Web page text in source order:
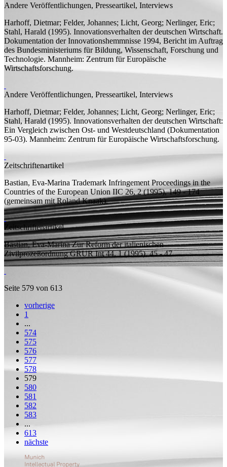
Andere Veröffentlichungen, Presseartikel, Interviews
Harhoff, Dietmar; Felder, Johannes; Licht, Georg; Nerlinger, Eric;
Stahl, Harald (1995). Innovationsverhalten der deutschen Wirtschaft.
Dokumentation der Innovationshemmnisse 1994, Bericht im Auftrag
des Bundesministeriums für Bildung, Wissenschaft, Forschung und
Technologie. Mannheim: Zentrum für Europäische
Wirtschaftsforschung.
Andere Veröffentlichungen, Presseartikel, Interviews
Harhoff, Dietmar; Felder, Johannes; Licht, Georg; Nerlinger, Eric;
Stahl, Harald (1995). Innovationsverhalten der deutschen Wirtschaft:
Ein Vergleich zwischen Ost- und Westdeutschland (Dokumentation
95-03). Mannheim: Zentrum für Europäische Wirtschaftsforschung.
Zeitschriftenartikel
Bastian, Eva-Marina Trademark Infringement Proceedings in the
Countries of the European UnionIIC 26, 2 (1995), 149 - 174
(gemeinsam mitRoland Knaak).
Zeitschriftenartikel
Bastian, Eva-Marina Zur Reform der italienischen
ZivilprozeßordnungGRUR Int 44, 1 (1995), 45 - 47.
Seite 579 von 613
vorherige
1
...
574
575
576
577
578
579
580
581
582
583
...
613
nächste